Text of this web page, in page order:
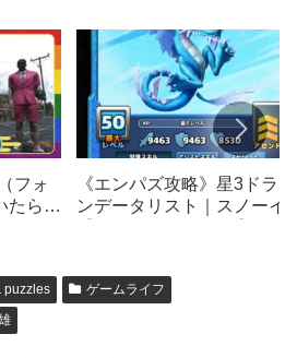
フォ
たら神
《エンパズ攻略》星3ドラゴ
ンデータリスト｜スノーイ
puzzles
ゲームライフ